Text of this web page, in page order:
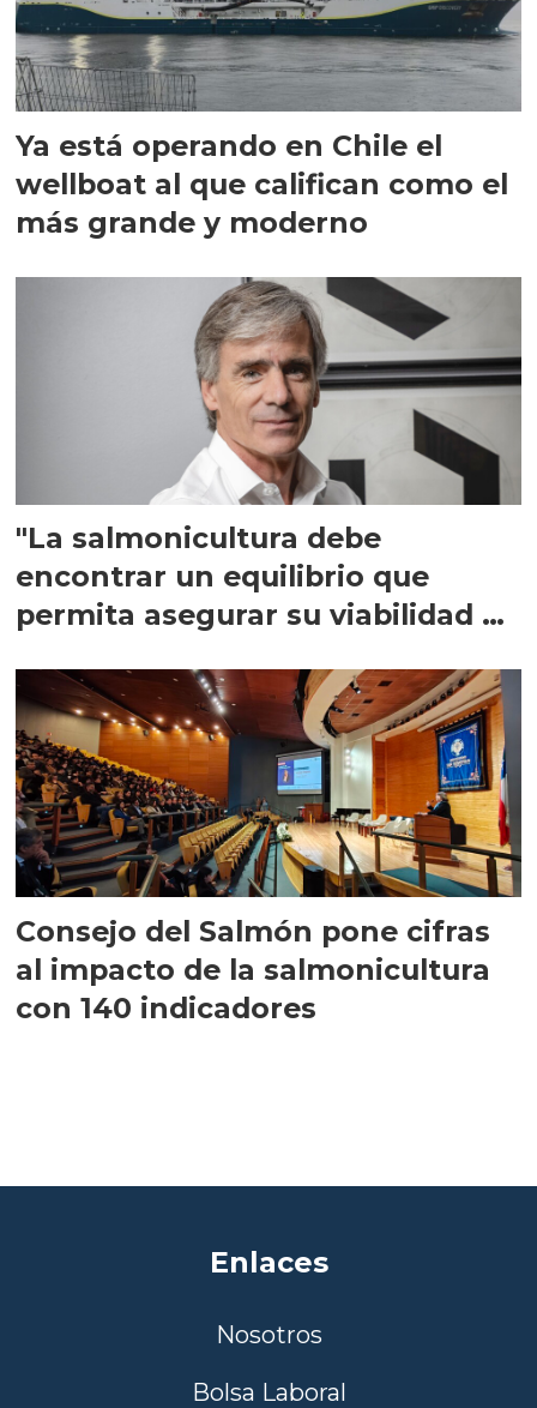
Ya está operando en Chile el
wellboat al que califican como el
más grande y moderno
"La salmonicultura debe
encontrar un equilibrio que
permita asegurar su viabilidad de
Consejo del Salmón pone cifras
al impacto de la salmonicultura
con 140 indicadores
Enlaces
Nosotros
Bolsa Laboral